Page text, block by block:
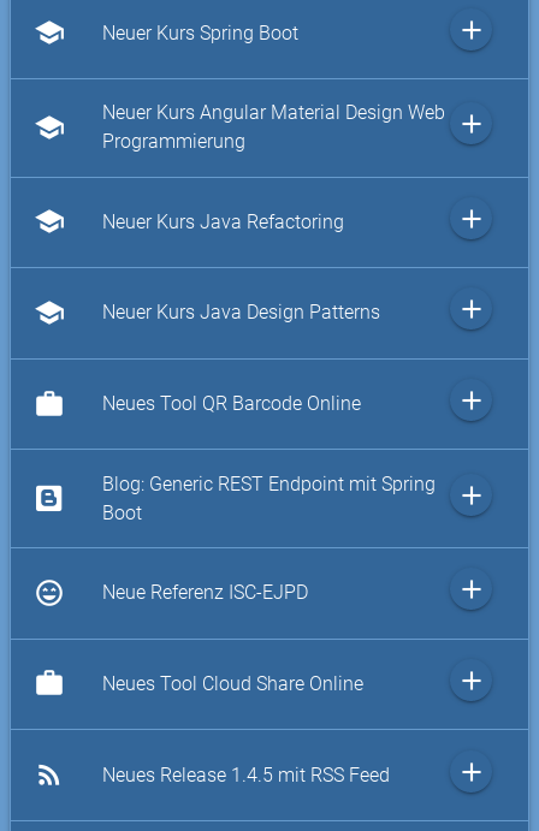
school Neuer Kurs Spring Boot add
school
Neuer Kurs Angular Material Design Web
Programmierung
add
school Neuer Kurs Java Refactoring add
school Neuer Kurs Java Design Patterns add
work Neues Tool QR Barcode Online add
Blog: Generic REST Endpoint mit Spring
Boot
add
sentiment_very_satisfied Neue Referenz ISC-EJPD add
work Neues Tool Cloud Share Online add
rss_feed Neues Release 1.4.5 mit RSS Feed add